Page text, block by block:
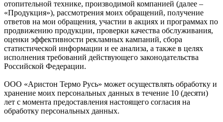
отопительной технике, производимой компанией (далее –
«Продукция»), рассмотрения моих обращений, получение
ответов на мои обращения, участии в акциях и программах по
продвижению продукции, проверки качества обслуживания,
оценки эффективности рекламных кампаний, сбора
статистической информации и ее анализа, а также в целях
исполнения требований действующего законодательства
Российской Федерации.
ООО «Аристон Термо Русь» может осуществлять обработку и
хранение моих персональных данных в течение 10 (десяти)
лет с момента предоставления настоящего согласия на
обработку персональных данных.